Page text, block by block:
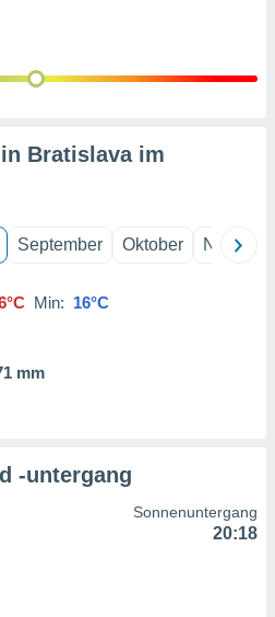
Bratislava im
September Oktober
Min: 16°C
mm
-untergang
Sonnenuntergang
20:18